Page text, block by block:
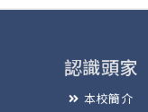
認識頭家
本校簡介